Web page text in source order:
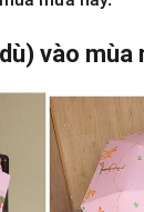
vào mùa